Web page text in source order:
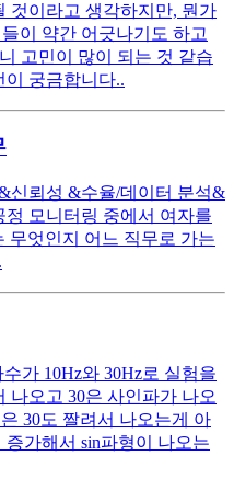
것이라고 생각하지만, 뭔가
이 약간 어긋나기도 하고
고민이 많이 되는 것 같습
이 궁금합니다..
신뢰성 &수율/데이터 분석&
정 모니터링 중에서 여자를
무엇인지 어느 직무로 가는
가 10Hz와 30Hz로 실험을
나오고 30은 사인파가 나오
30도 짤려서 나오는게 아
가해서 sin파형이 나오는